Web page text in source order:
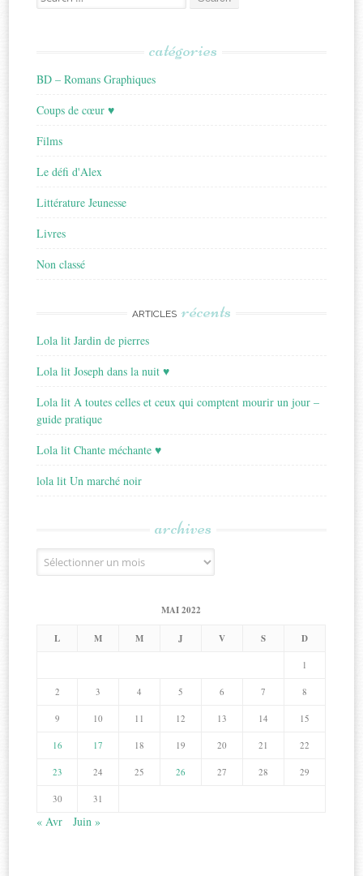
for:
catégories
BD – Romans Graphiques
Coups de cœur ♥
Films
Le défi d'Alex
Littérature Jeunesse
Livres
Non classé
ARTICLES récents
Lola lit Jardin de pierres
Lola lit Joseph dans la nuit ♥
Lola lit A toutes celles et ceux qui comptent mourir un jour –
guide pratique
Lola lit Chante méchante ♥
lola lit Un marché noir
archives
Archives
MAI 2022
L M M J V S D
1
2 3 4 5 6 7 8
9 10 11 12 13 14 15
16 17 18 19 20 21 22
23 24 25 26 27 28 29
30 31
« Avr Juin »